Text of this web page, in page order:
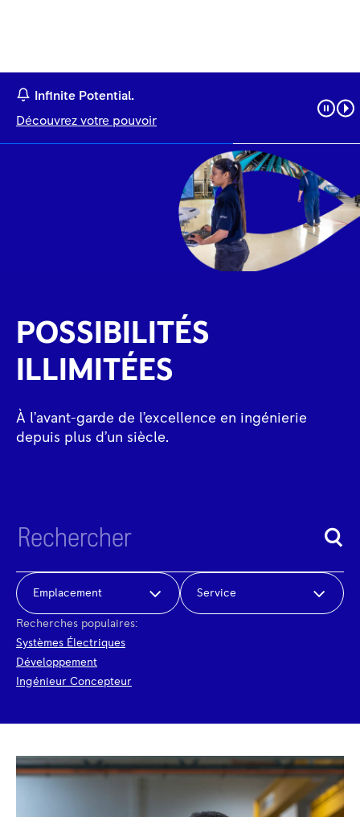
Infinite Potential.
Découvrez votre pouvoir
POSSIBILITÉS
ILLIMITÉES
À l’avant-garde de l’excellence en ingénierie
depuis plus d’un siècle.
Emplacement Service
Recherches populaires:
Systèmes Électriques
Développement
Ingénieur Concepteur